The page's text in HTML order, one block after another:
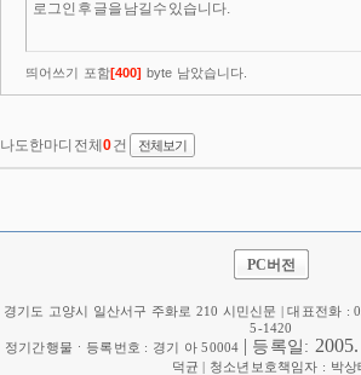
PC버전
경기도 고양시 일산서구 주화로 210 시민신문 | 대표전화 :
5-1420
정기간행물ㆍ등록번호 : 경기 아 50004 | 등록일:
덕균 | 청소년보호책임자 : 박상